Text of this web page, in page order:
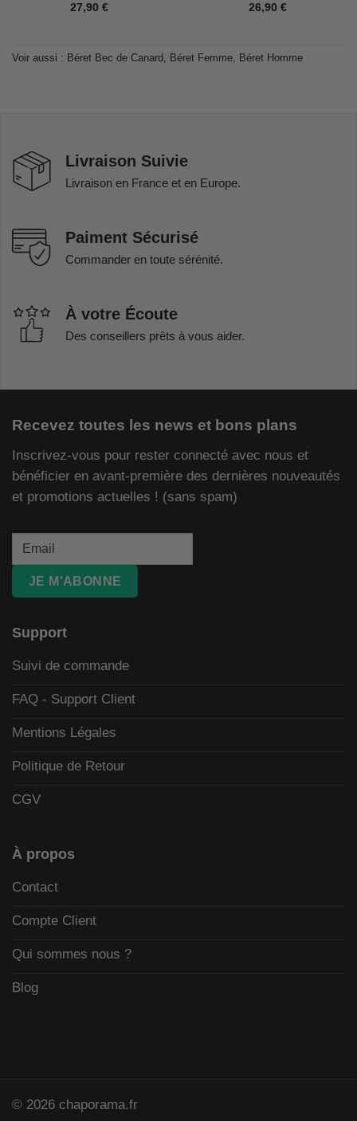
27,90 €
26,90 €
Voir aussi : Béret Bec de Canard, Béret Femme, Béret Homme
Livraison Suivie
Livraison en France et en Europe.
Paiment Sécurisé
Commander en toute sérénité.
À votre Écoute
Des conseillers prêts à vous aider.
Recevez toutes les news et bons plans
Inscrivez-vous pour rester connecté avec nous et
bénéficier en avant-première des dernières nouveautés
et promotions actuelles ! (sans spam)
JE M'ABONNE
Support
Suivi de commande
FAQ - Support Client
Mentions Légales
Politique de Retour
CGV
À propos
Contact
Compte Client
Qui sommes nous ?
Blog
© 2026 chaporama.fr